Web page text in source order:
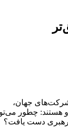
شرکت‌های جهان،
هستند: چطور
رهبری دست یافت؟